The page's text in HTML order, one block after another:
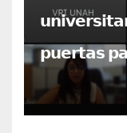
𝗽𝘂𝗲𝗿𝘁𝗮𝘀